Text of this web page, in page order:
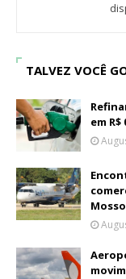
TALVEZ VOCÊ
em R$